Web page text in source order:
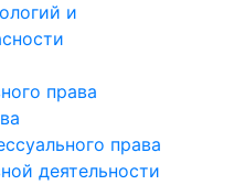
и
права
права
деятельности